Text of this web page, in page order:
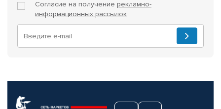
Согласие на получение рекламно-
информационных рассылок